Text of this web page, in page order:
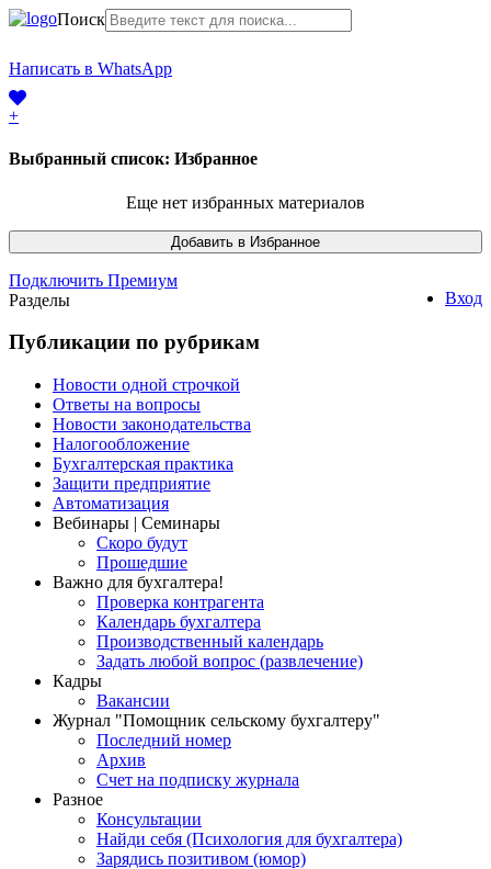
Поиск
Написать в WhatsApp
+
Выбранный список: Избранное
Еще нет избранных материалов
Подключить Премиум
Вход
Разделы
Публикации по рубрикам
Новости одной строчкой
Ответы на вопросы
Новости законодательства
Налогообложение
Бухгалтерская практика
Защити предприятие
Автоматизация
Вебинары | Семинары
Скоро будут
Прошедшие
Важно для бухгалтера!
Проверка контрагента
Календарь бухгалтера
Производственный календарь
Задать любой вопрос (развлечение)
Кадры
Вакансии
Журнал "Помощник сельскому бухгалтеру"
Последний номер
Архив
Счет на подписку журнала
Разное
Консультации
Найди себя (Психология для бухгалтера)
Зарядись позитивом (юмор)